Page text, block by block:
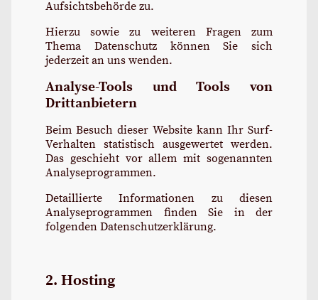
Aufsichtsbehörde zu.
Hierzu sowie zu weiteren Fragen zum
Thema Datenschutz können Sie sich
jederzeit an uns wenden.
Analyse-Tools und Tools von
Drittanbietern
Beim Besuch dieser Website kann Ihr Surf-
Verhalten statistisch ausgewertet werden.
Das geschieht vor allem mit sogenannten
Analyseprogrammen.
Detaillierte Informationen zu diesen
Analyseprogrammen finden Sie in der
folgenden Datenschutzerklärung.
2. Hosting